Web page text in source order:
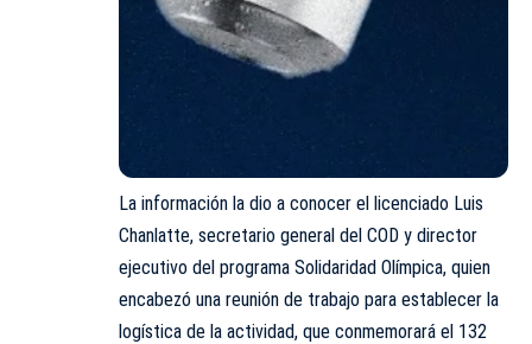
La información la dio a conocer el licenciado Luis
Chanlatte, secretario general del COD y director
ejecutivo del programa Solidaridad Olímpica, quien
encabezó una reunión de trabajo para establecer la
logística de la actividad, que conmemorará el 132